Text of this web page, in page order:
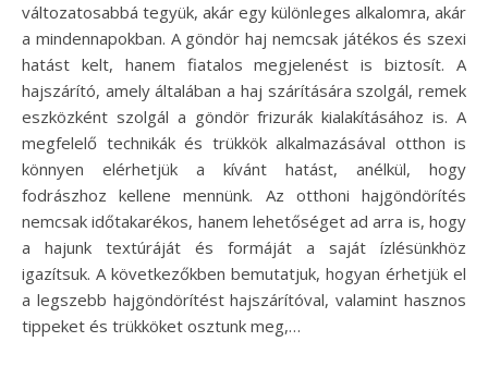
változatosabbá tegyük, akár egy különleges alkalomra, akár
a mindennapokban. A göndör haj nemcsak játékos és szexi
hatást kelt, hanem fiatalos megjelenést is biztosít. A
hajszárító, amely általában a haj szárítására szolgál, remek
eszközként szolgál a göndör frizurák kialakításához is. A
megfelelő technikák és trükkök alkalmazásával otthon is
könnyen elérhetjük a kívánt hatást, anélkül, hogy
fodrászhoz kellene mennünk. Az otthoni hajgöndörítés
nemcsak időtakarékos, hanem lehetőséget ad arra is, hogy
a hajunk textúráját és formáját a saját ízlésünkhöz
igazítsuk. A következőkben bemutatjuk, hogyan érhetjük el
a legszebb hajgöndörítést hajszárítóval, valamint hasznos
tippeket és trükköket osztunk meg,…